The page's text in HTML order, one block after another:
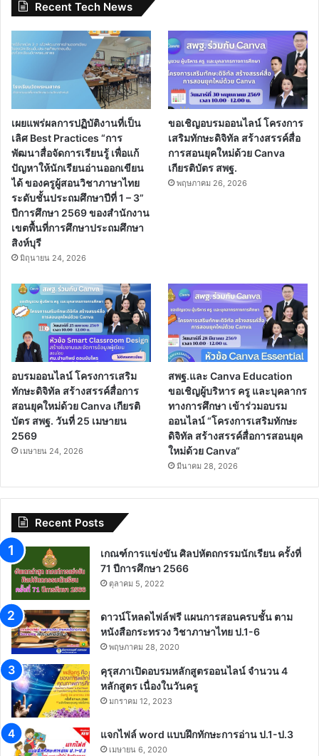
Recent Tech News
เผยแพร่ผลการปฏิบัติงานที่เป็น
เลิศ Best Practices “การ
พัฒนาสื่อจัดการเรียนรู้ เพื่อแก้
ปัญหาให้นักเรียนอ่านออกเขียน
ได้ ของครูผู้สอนวิชาภาษาไทย
ระดับชั้นประถมศึกษาปีที่ 1 – 3”
ปีการศึกษา 2569 ของสำนักงาน
เขตพื้นที่การศึกษาประถมศึกษา
สิงห์บุรี
มิถุนายน 24, 2026
ขอเชิญอบรมออนไลน์ โครงการ
เสริมทักษะดิจิทัล สร้างสรรค์สื่อ
การสอนยุคใหม่ด้วย Canva
เกียรติบัตร สพฐ.
พฤษภาคม 26, 2026
อบรมออนไลน์ โครงการเสริม
ทักษะดิจิทัล สร้างสรรค์สื่อการ
สอนยุคใหม่ด้วย Canva เกียรติ
บัตร สพฐ. วันที่ 25 เมษายน
2569
เมษายน 24, 2026
สพฐ.และ Canva Education
ขอเชิญผู้บริหาร ครู และบุคลากร
ทางการศึกษา เข้าร่วมอบรม
ออนไลน์ “โครงการเสริมทักษะ
ดิจิทัล สร้างสรรค์สื่อการสอนยุค
ใหม่ด้วย Canva“
มีนาคม 28, 2026
Recent Posts
เกณฑ์การแข่งขัน ศิลปหัตถกรรมนักเรียน ครั้งที่
71 ปีการศึกษา 2566
ตุลาคม 5, 2022
ดาวน์โหลดไฟล์ฟรี แผนการสอนครบชั้น ตาม
หนังสือกระทรวง วิชาภาษาไทย ป.1-6
พฤษภาคม 28, 2020
คุรุสภาเปิดอบรมหลักสูตรออนไลน์ จำนวน 4
หลักสูตร เนื่องในวันครู
มกราคม 12, 2023
แจกไฟล์ word แบบฝึกทักษะการอ่าน ป.1-ป.3
เมษายน 6, 2020